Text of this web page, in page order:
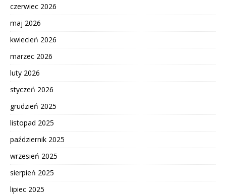
czerwiec 2026
maj 2026
kwiecień 2026
marzec 2026
luty 2026
styczeń 2026
grudzień 2025
listopad 2025
październik 2025
wrzesień 2025
sierpień 2025
lipiec 2025